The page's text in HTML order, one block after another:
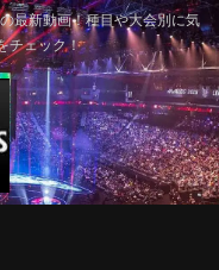
最新動画！種目や大会別に気
チェック！